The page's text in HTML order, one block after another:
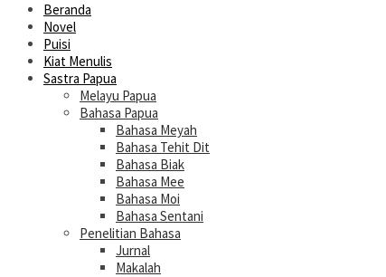
Beranda
Novel
Puisi
Kiat Menulis
Sastra Papua
Melayu Papua
Bahasa Papua
Bahasa Meyah
Bahasa Tehit Dit
Bahasa Biak
Bahasa Mee
Bahasa Moi
Bahasa Sentani
Penelitian Bahasa
Jurnal
Makalah